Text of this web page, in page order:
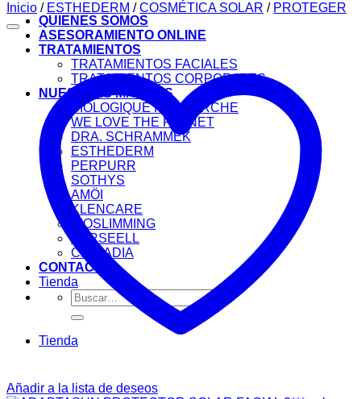
QUIENES SOMOS
ASESORAMIENTO ONLINE
TRATAMIENTOS
TRATAMIENTOS FACIALES
TRATAMIENTOS CORPORALES
NUESTRAS MARCAS
BIOLOGIQUE RECHERCHE
WE LOVE THE PLANET
DRA. SCHRAMMEK
ESTHEDERM
PERPURR
SOTHYS
AMÖI
KLENCARE
BIOSLIMMING
KARSEELL
CIRCADIA
CONTACTO
Tienda
Buscar
por:
Tienda
Inicio / ESTHEDERM / COSMÉTICA SOLAR / PROTEGER
Añadir a la lista de deseos